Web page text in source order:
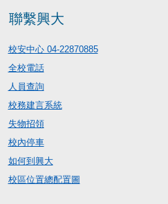
聯繫興大
校安中心 04-22870885
全校電話
人員查詢
校務建言系統
失物招領
校內停車
如何到興大
校區位置總配置圖